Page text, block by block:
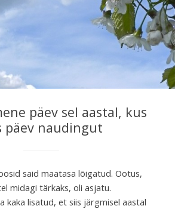
päev sel aastal, kus
päev naudingut
said maatasa lõigatud. Ootus,
midagi tärkaks, oli asjatu.
kaka lisatud, et siis järgmisel aastal